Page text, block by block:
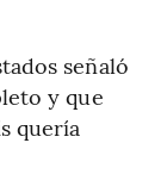
señaló
y que
quería